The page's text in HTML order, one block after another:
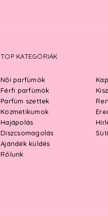
TOP KATEGÓRIÁK
Női parfümök
Férfi parfümök
Parfüm szettek
Kozmetikumok
Hajápolás
Díszcsomagolás
Ajándék küldés
Rólunk